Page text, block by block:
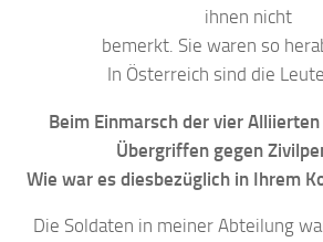
ihnen nicht
bemerkt. Sie waren so
In Österreich sind die
Beim Einmarsch der vier
Übergriffen gegen
Wie war es diesbezüglich in Ihrem
Die Soldaten in meiner Abteilung